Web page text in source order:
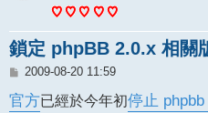
鎖定 phpBB 2.0.x 相關
文
2009-08-20 11:59
官方已經於今年初停止